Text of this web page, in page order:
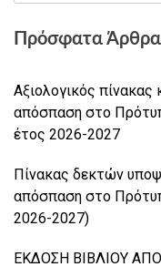
Πρόσφατα Άρθρα
Αξιολογικός πίνακας
απόσπαση στο
έτος 2026-2027
Πίνακας δεκτών
απόσπαση στο
2026-2027)
ΕΚΔΟΣΗ ΒΙΒΛΙΟΥ